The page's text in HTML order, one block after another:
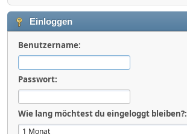
Einloggen
Benutzername:
Passwort:
Wie lang möchtest du eingeloggt bleiben?: